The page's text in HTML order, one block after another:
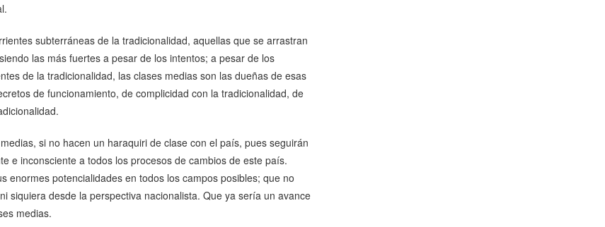
subterráneas de la tradicionalidad, aquellas que se arrastran
las más fuertes a pesar de los intentos; a pesar de los
de la tradicionalidad, las clases medias son las dueñas de esas
de funcionamiento, de complicidad con la tradicionalidad, de
si no hacen un haraquiri de clase con el país, pues seguirán
e inconsciente a todos los procesos de cambios de este país.
enormes potencialidades en todos los campos posibles; que no
siquiera desde la perspectiva nacionalista. Que ya sería un avance
medias.